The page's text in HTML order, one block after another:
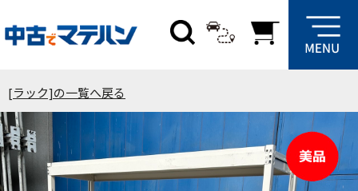
[ラック]の一覧へ戻る